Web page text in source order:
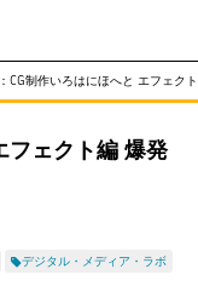
ソフトを購入
メールマガジン
プロダクト
CG制作いろはにほへと エフェク
フェクト編 爆発
デジタル・メディア・ラボ